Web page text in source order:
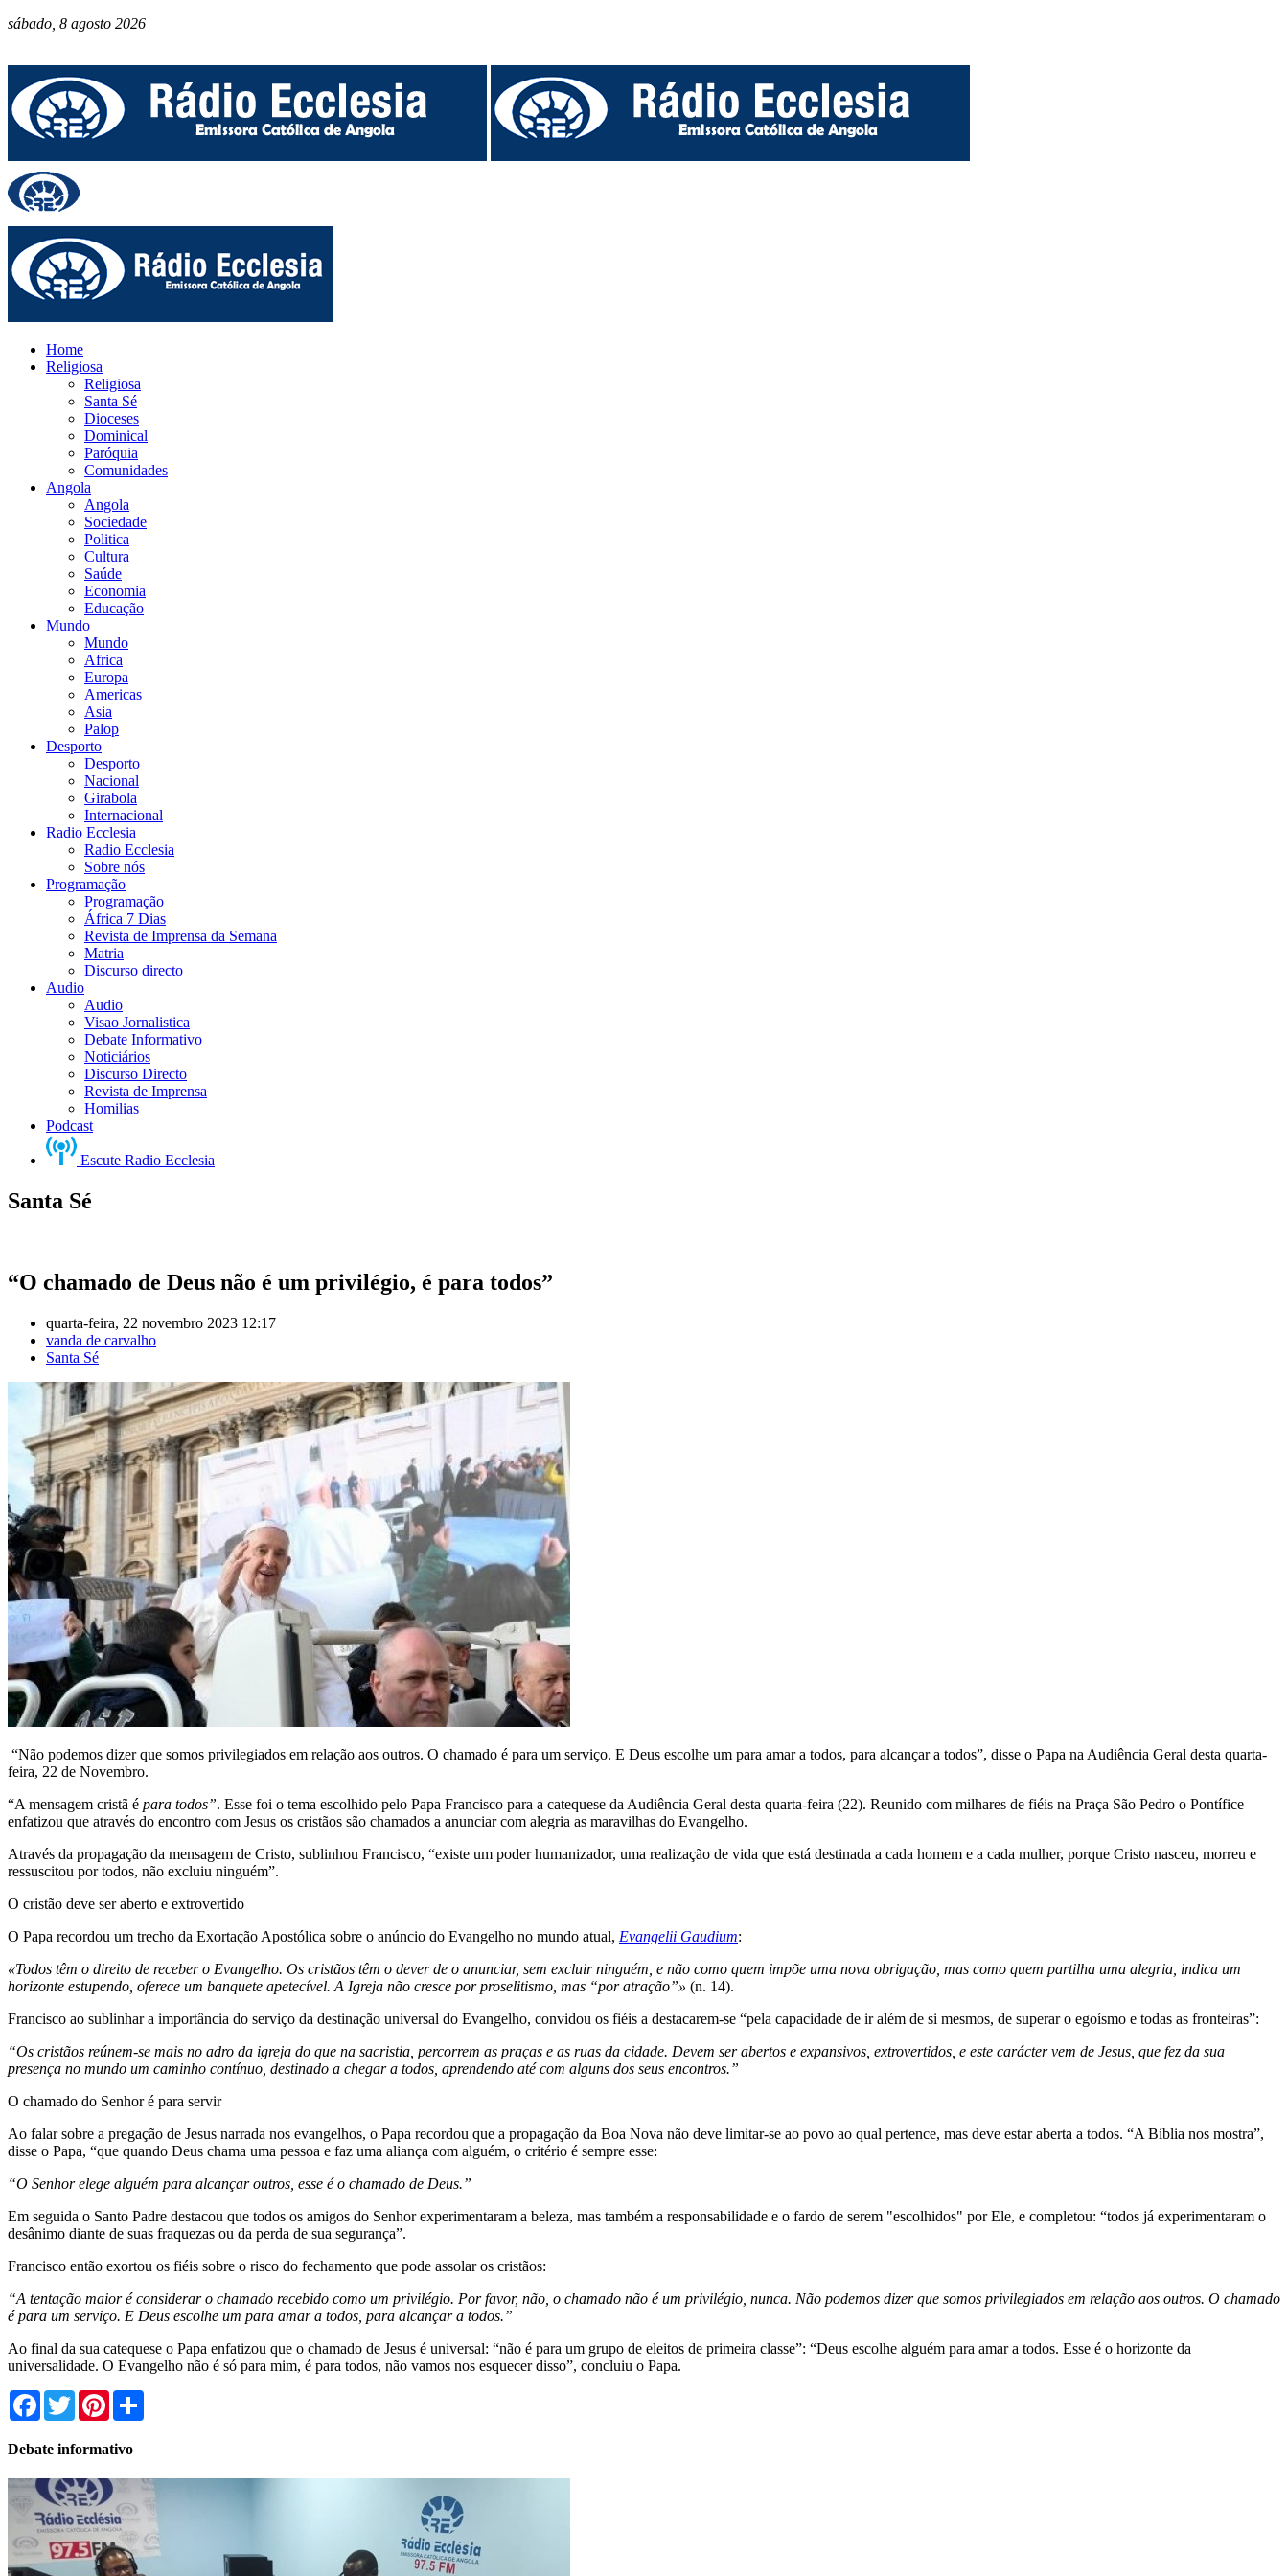
sábado, 8 agosto 2026
Home
Religiosa
Religiosa
Santa Sé
Dioceses
Dominical
Paróquia
Comunidades
Angola
Angola
Sociedade
Politica
Cultura
Saúde
Economia
Educação
Mundo
Mundo
Africa
Europa
Americas
Asia
Palop
Desporto
Desporto
Nacional
Girabola
Internacional
Radio Ecclesia
Radio Ecclesia
Sobre nós
Programação
Programação
África 7 Dias
Revista de Imprensa da Semana
Matria
Discurso directo
Audio
Audio
Visao Jornalistica
Debate Informativo
Noticiários
Discurso Directo
Revista de Imprensa
Homilias
Podcast
Escute Radio Ecclesia
Santa Sé
“O chamado de Deus não é um privilégio, é para todos”
quarta-feira, 22 novembro 2023 12:17
vanda de carvalho
Santa Sé
“Não podemos dizer que somos privilegiados em relação aos outros. O chamado é para um serviço. E Deus escolhe um para amar a todos, para alcançar a todos”, disse o Papa na Audiência Geral desta quarta-
feira, 22 de Novembro.
“A mensagem cristã é para todos”. Esse foi o tema escolhido pelo Papa Francisco para a catequese da Audiência Geral desta quarta-feira (22). Reunido com milhares de fiéis na Praça São Pedro o Pontífice
enfatizou que através do encontro com Jesus os cristãos são chamados a anunciar com alegria as maravilhas do Evangelho.
Através da propagação da mensagem de Cristo, sublinhou Francisco, “existe um poder humanizador, uma realização de vida que está destinada a cada homem e a cada mulher, porque Cristo nasceu, morreu e
ressuscitou por todos, não excluiu ninguém”.
O cristão deve ser aberto e extrovertido
O Papa recordou um trecho da Exortação Apostólica sobre o anúncio do Evangelho no mundo atual, Evangelii Gaudium:
«Todos têm o direito de receber o Evangelho. Os cristãos têm o dever de o anunciar, sem excluir ninguém, e não como quem impõe uma nova obrigação, mas como quem partilha uma alegria, indica um
horizonte estupendo, oferece um banquete apetecível. A Igreja não cresce por proselitismo, mas “por atração”» (n. 14).
Francisco ao sublinhar a importância do serviço da destinação universal do Evangelho, convidou os fiéis a destacarem-se “pela capacidade de ir além de si mesmos, de superar o egoísmo e todas as fronteiras”:
“Os cristãos reúnem-se mais no adro da igreja do que na sacristia, percorrem as praças e as ruas da cidade. Devem ser abertos e expansivos, extrovertidos, e este carácter vem de Jesus, que fez da sua
presença no mundo um caminho contínuo, destinado a chegar a todos, aprendendo até com alguns dos seus encontros.”
O chamado do Senhor é para servir
Ao falar sobre a pregação de Jesus narrada nos evangelhos, o Papa recordou que a propagação da Boa Nova não deve limitar-se ao povo ao qual pertence, mas deve estar aberta a todos. “A Bíblia nos mostra”,
disse o Papa, “que quando Deus chama uma pessoa e faz uma aliança com alguém, o critério é sempre esse:
“O Senhor elege alguém para alcançar outros, esse é o chamado de Deus.”
Em seguida o Santo Padre destacou que todos os amigos do Senhor experimentaram a beleza, mas também a responsabilidade e o fardo de serem "escolhidos" por Ele, e completou: “todos já experimentaram o
desânimo diante de suas fraquezas ou da perda de sua segurança”.
Francisco então exortou os fiéis sobre o risco do fechamento que pode assolar os cristãos:
“A tentação maior é considerar o chamado recebido como um privilégio. Por favor, não, o chamado não é um privilégio, nunca. Não podemos dizer que somos privilegiados em relação aos outros. O chamado
é para um serviço. E Deus escolhe um para amar a todos, para alcançar a todos.”
Ao final da sua catequese o Papa enfatizou que o chamado de Jesus é universal: “não é para um grupo de eleitos de primeira classe”: “Deus escolhe alguém para amar a todos. Esse é o horizonte da
universalidade. O Evangelho não é só para mim, é para todos, não vamos nos esquecer disso”, concluiu o Papa.
Facebook
TwitterPinterest
Debate informativo